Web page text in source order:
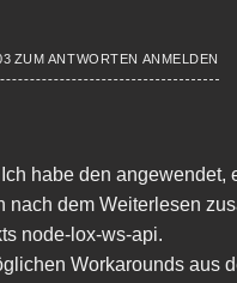
ZUM ANTWORTEN ANMELDEN
habe den angewendet,
nach dem Weiterlesen
node-lox-ws-api.
Workarounds aus